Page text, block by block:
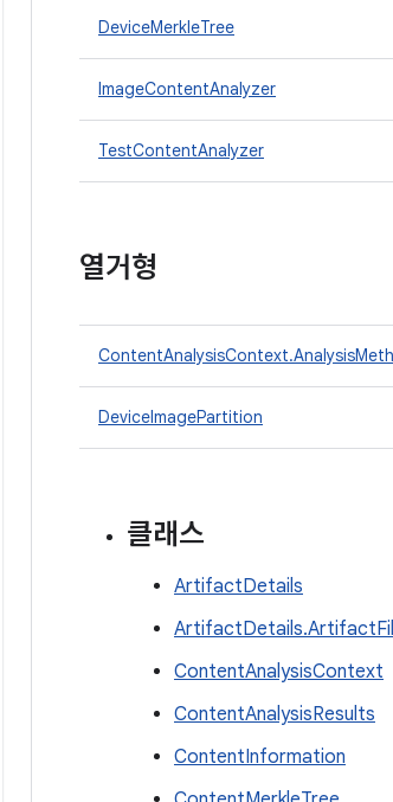
DeviceMerkleTree
ImageContentAnalyzer
TestContentAnalyzer
열거형
DeviceImagePartition
클래스
ArtifactDetails
ContentAnalysisContext
ContentAnalysisResults
ContentInformation